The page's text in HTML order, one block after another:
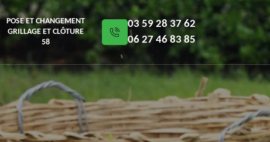
POSE ET CHANGEMENT
GRILLAGE ET CLÔTURE
58
03 59 28 37 62
06 27 46 83 85